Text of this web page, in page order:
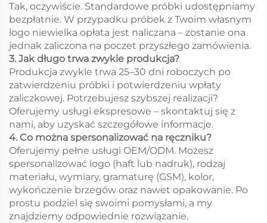
Tak, oczywiście. Standardowe próbki udostępniamy
bezpłatnie. W przypadku próbek z Twoim własnym
logo niewielka opłata jest naliczana – zostanie ona
jednak zaliczona na poczet przyszłego zamówienia.
3. Jak długo trwa zwykle produkcja?
Produkcja zwykle trwa 25–30 dni roboczych po
zatwierdzeniu próbki i potwierdzeniu wpłaty
zaliczkowej. Potrzebujesz szybszej realizacji?
Oferujemy usługi ekspresowe – skontaktuj się z
nami, aby uzyskać szczegółowe informacje.
4. Co można spersonalizować na ręczniku?
Oferujemy pełne usługi OEM/ODM. Możesz
spersonalizować logo (haft lub nadruk), rodzaj
materiału, wymiary, gramaturę (GSM), kolor,
wykończenie brzegów oraz nawet opakowanie. Po
prostu podziel się swoimi pomysłami, a my
znajdziemy odpowiednie rozwiązanie.